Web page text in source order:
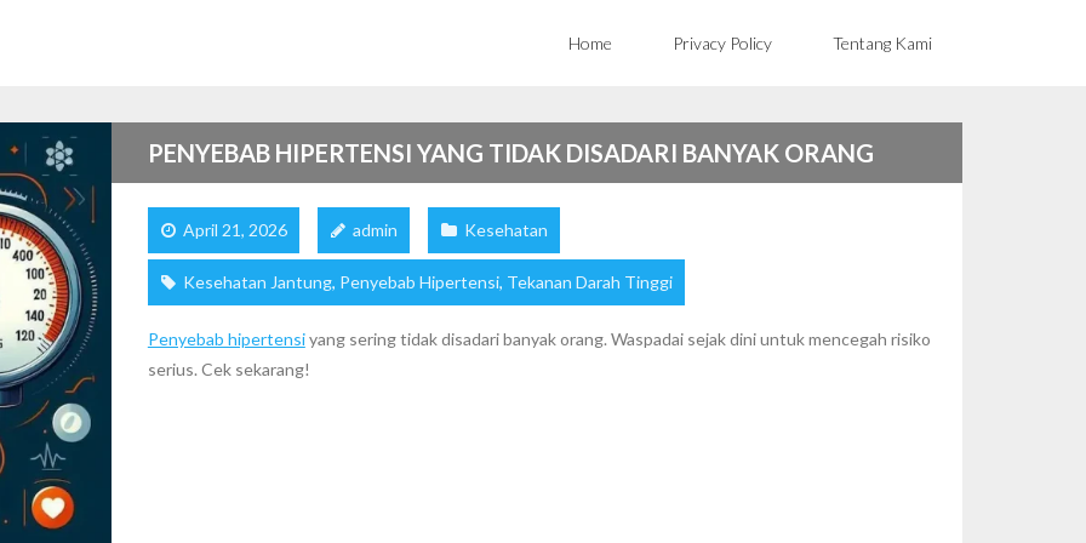
Home Privacy Policy Tentang Kami
PENYEBAB HIPERTENSI YANG TIDAK DISADARI BANYAK ORANG
April 21, 2026 admin Kesehatan
Kesehatan Jantung, Penyebab Hipertensi, Tekanan Darah Tinggi
Penyebab hipertensiyang sering tidak disadari banyak orang. Waspadai sejak dini untuk mencegah risiko
serius. Cek sekarang!